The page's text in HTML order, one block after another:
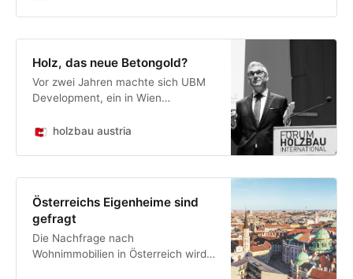
Holz, das neue Betongold?
Vor zwei Jahren machte sich UBM
Development, ein in Wien
auf den Weg zum Holzbau-
des Unternehmens, unter anderem
das Projekt Timber Pioneer.
holzbau austria
Österreichs Eigenheime sind
gefragt
Die Nachfrage nach
Wohnimmobilien in Österreich wird